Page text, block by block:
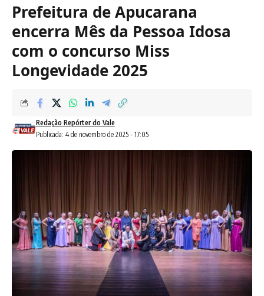
Prefeitura de Apucarana
encerra Mês da Pessoa Idosa
com o concurso Miss
Longevidade 2025
Publicada: 4 de novembro de 2025 - 17:05
Redação Repórter do Vale